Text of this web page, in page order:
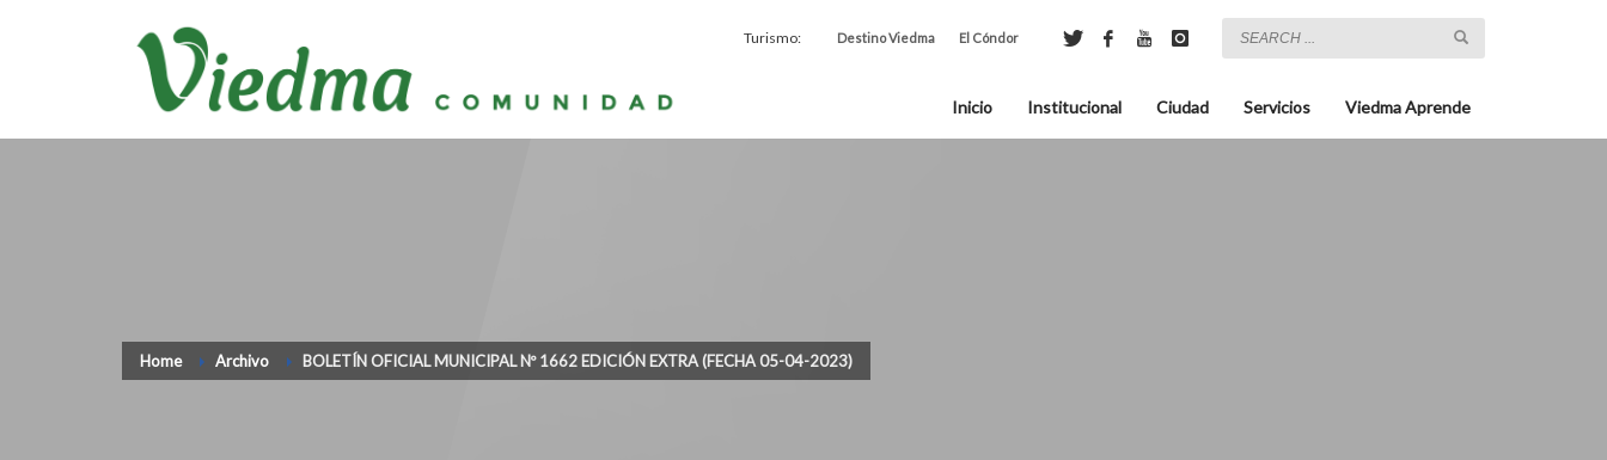
Turismo: Destino Viedma El Cóndor
Inicio Institucional Ciudad Servicios Viedma Aprende
Home Archivo BOLETÍN OFICIAL MUNICIPAL Nº 1662 EDICIÓN EXTRA (FECHA 05-04-2023)